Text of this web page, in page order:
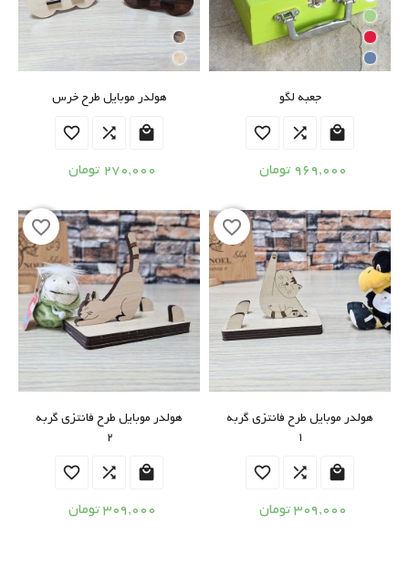
جعبه لگو



969,000 تومان
هولدر موبایل طرح خرس



270,000 تومان
هولدر موبایل طرح فانتزی گربه
1



309,000 تومان
favorite_border
هولدر موبایل طرح فانتزی گربه
2



309,000 تومان
favorite_border